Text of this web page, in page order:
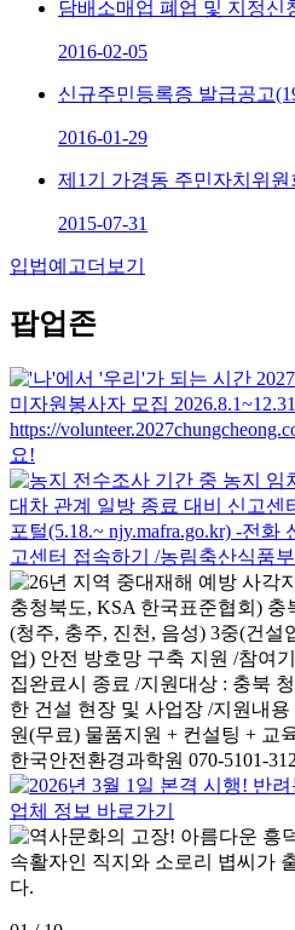
담배소매업 폐업 및 지정신
2016-02-05
신규주민등록증 발급공고
2016-01-29
제1기 가경동 주민자치위
2015-07-31
입법예고더보기
팝업존